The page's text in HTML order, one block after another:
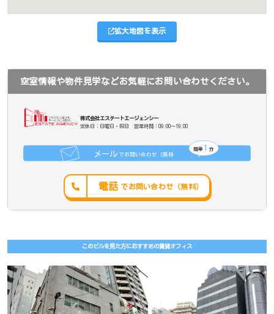
拡大地図を表示
空室情報や物件見学などお気軽にお問い合わせください。
株式会社エステートエージェンシー
定休日：日曜日・祝日 営業時間：09:00～19:00
でお問い合わせ（無料）
メール
簡単 分
1
電話 でお問い合わせ（無料）
このビルを見た方におすすめの賃貸オフィス